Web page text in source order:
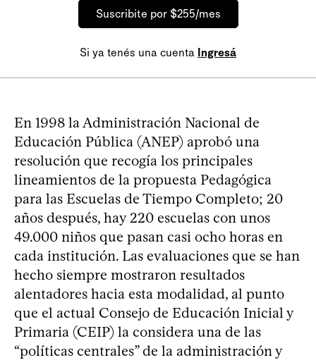
Suscribite por $255/mes
Si ya tenés una cuenta Ingresá
En 1998 la Administración Nacional de
Educación Pública (ANEP) aprobó una
resolución que recogía los principales
lineamientos de la propuesta Pedagógica
para las Escuelas de Tiempo Completo; 20
años después, hay 220 escuelas con unos
49.000 niños que pasan casi ocho horas en
cada institución. Las evaluaciones que se han
hecho siempre mostraron resultados
alentadores hacia esta modalidad, al punto
que el actual Consejo de Educación Inicial y
Primaria (CEIP) la considera una de las
“políticas centrales” de la administración y